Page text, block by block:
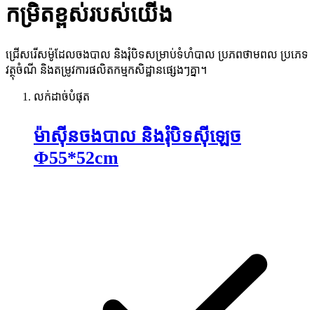
កម្រិតខ្ពស់របស់យើង
ជ្រើសរើសម៉ូដែលចងបាល និងរុំបិទសម្រាប់ទំហំបាល ប្រភពថាមពល ប្រភេទ
វត្ថុចំណី និងតម្រូវការផលិតកម្មកសិដ្ឋានផ្សេងៗគ្នា។
លក់ដាច់បំផុត
ម៉ាស៊ីនចងបាល និងរុំបិទស៊ីឡេច
Φ55*52cm